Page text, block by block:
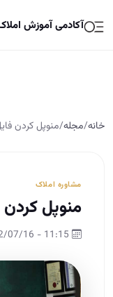
آکادمی آموزش
خانه/مجله/منوپل کردن
مشاوره املاک
منوپل